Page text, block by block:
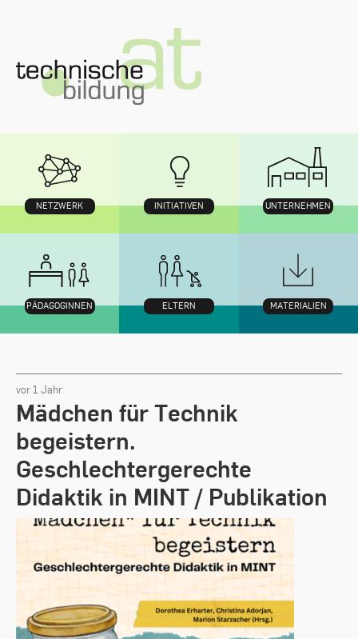
NETZWERK INITIATIVEN UNTERNEHMEN
PÄDAGOGINNEN ELTERN MATERIALIEN
oder
Anfangsbuchstabe.
Aufklappen
vor 1 Jahr
Mädchen für Technik
begeistern.
Geschlechtergerechte
Didaktik in MINT / Publikation